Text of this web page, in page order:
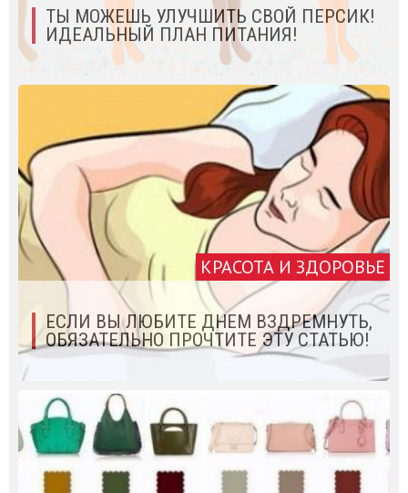
ТЫ МОЖЕШЬ УЛУЧШИТЬ СВОЙ ПЕРСИК!
ИДЕАЛЬНЫЙ ПЛАН ПИТАНИЯ!
КРАСОТА И ЗДОРОВЬЕ
ЕСЛИ ВЫ ЛЮБИТЕ ДНЕМ ВЗДРЕМНУТЬ,
ОБЯЗАТЕЛЬНО ПРОЧТИТЕ ЭТУ СТАТЬЮ!